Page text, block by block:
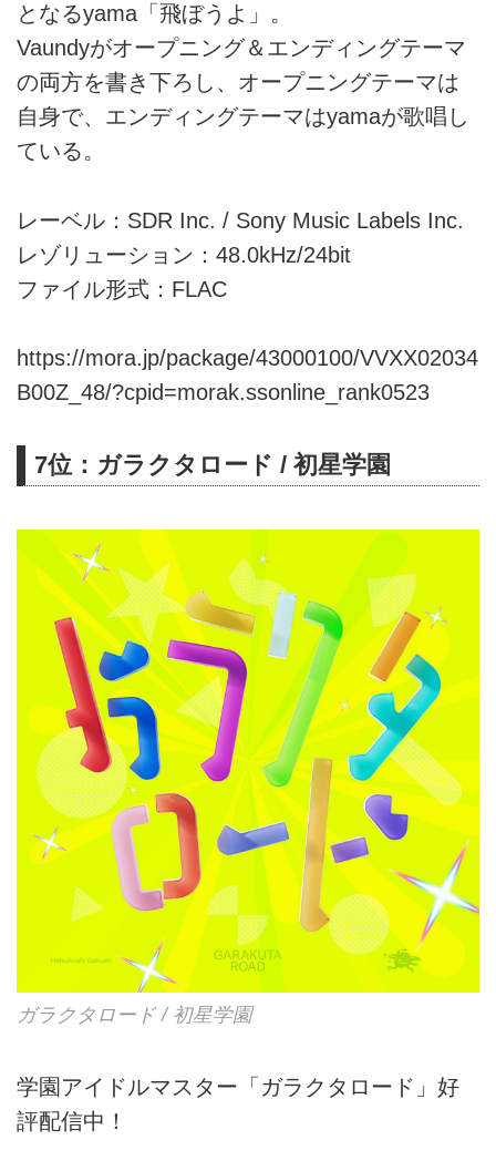
となるyama「飛ぼうよ」。
Vaundyがオープニング＆エンディングテーマ
の両方を書き下ろし、オープニングテーマは
自身で、エンディングテーマはyamaが歌唱し
ている。
レーベル：SDR Inc. / Sony Music Labels Inc.
レゾリューション：48.0kHz/24bit
ファイル形式：FLAC
https://mora.jp/package/43000100/VVXX02034
B00Z_48/?cpid=morak.ssonline_rank0523
7位：ガラクタロード / 初星学園
ガラクタロード / 初星学園
学園アイドルマスター「ガラクタロード」好
評配信中！